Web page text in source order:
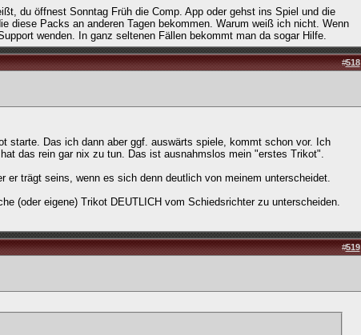
du öffnest Sonntag Früh die Comp. App oder gehst ins Spiel und die
diese Packs an anderen Tagen bekommen. Warum weiß ich nicht. Wenn
wenden. In ganz seltenen Fällen bekommt man da sogar Hilfe.
#518
starte. Das ich dann aber ggf. auswärts spiele, kommt schon vor. Ich
das rein gar nix zu tun. Das ist ausnahmslos mein "erstes Trikot".
er trägt seins, wenn es sich denn deutlich von meinem unterscheidet.
(oder eigene) Trikot DEUTLICH vom Schiedsrichter zu unterscheiden.
#519